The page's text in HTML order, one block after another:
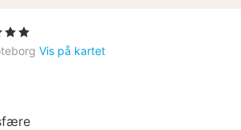
Stjerner
Vis på kartet